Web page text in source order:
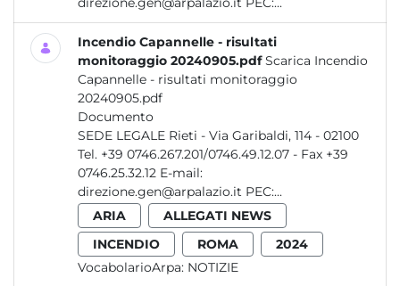
Incendio Capannelle - risultati
monitoraggio 20240905.pdf Scarica Incendio
Capannelle - risultati monitoraggio
20240905.pdf
Documento
SEDE LEGALE Rieti - Via Garibaldi, 114 - 02100
Tel. +39 0746.267.201/0746.49.12.07 - Fax +39
0746.25.32.12 E-mail:
direzione.gen@arpalazio.it PEC:...
ARIA
ALLEGATI NEWS
INCENDIO
ROMA
2024
VocabolarioArpa: NOTIZIE